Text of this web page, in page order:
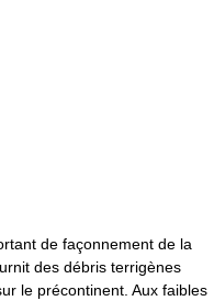
de façonnement de la
des débris terrigènes
le précontinent. Aux faibles